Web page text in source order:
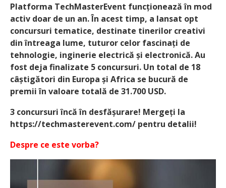
Platforma TechMasterEvent funcționează în mod
activ doar de un an. În acest timp, a lansat opt
concursuri tematice, destinate tinerilor creativi
din întreaga lume, tuturor celor fascinați de
tehnologie, inginerie electrică și electronică. Au
fost deja finalizate 5 concursuri. Un total de 18
câștigători din Europa și Africa se bucură de
premii în valoare totală de 31.700 USD.
3 concursuri încă în desfășurare! Mergeți la
https://techmasterevent.com/ pentru detalii!
Despre ce este vorba?